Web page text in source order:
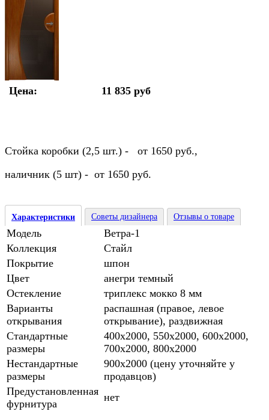
Цена: 11 835 руб
Стойка коробки (2,5 шт.) - от 1650 руб.,
наличник (5 шт) - от 1650 руб.
Характеристики Советы дизайнера Отзывы о товаре
Модель
Ветра-1
Коллекция
Стайл
Покрытие
шпон
Цвет
анегри темный
Остекление
триплекс мокко 8 мм
Варианты
открывания
распашная (правое, левое
открывание), раздвижная
Стандартные
размеры
400х2000, 550х2000, 600х2000,
700х2000, 800х2000
Нестандартные
размеры
900х2000 (цену уточняйте у
продавцов)
Предустановленная
фурнитура
нет